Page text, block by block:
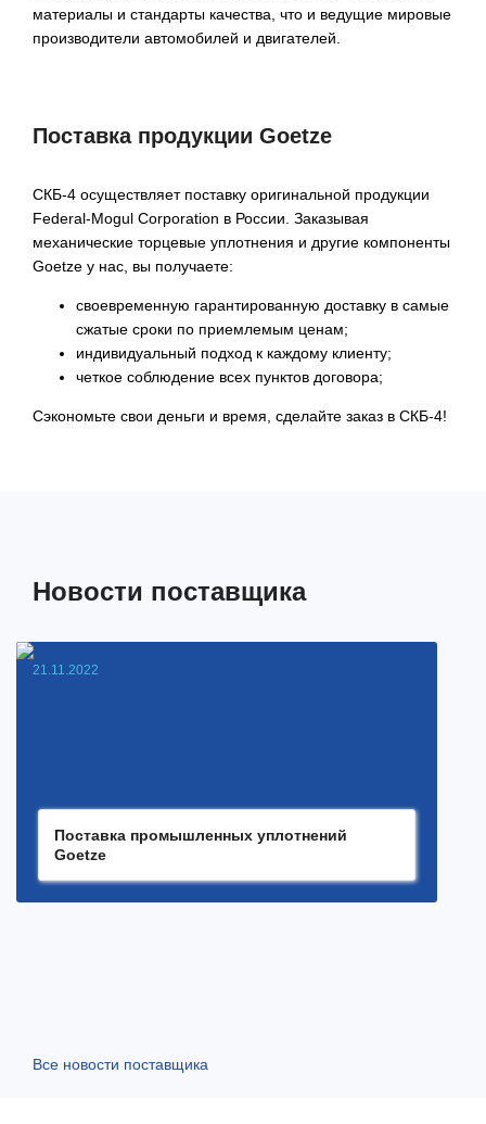
материалы и стандарты качества, что и ведущие мировые
производители автомобилей и двигателей.
Поставка продукции Goetze
СКБ-4 осуществляет поставку оригинальной продукции
Federal-Mogul Corporation в России. Заказывая
механические торцевые уплотнения и другие компоненты
Goetze у нас, вы получаете:
своевременную гарантированную доставку в самые
сжатые сроки по приемлемым ценам;
индивидуальный подход к каждому клиенту;
четкое соблюдение всех пунктов договора;
Сэкономьте свои деньги и время, сделайте заказ в СКБ-4!
Новости поставщика
21.11.2022
Поставка промышленных уплотнений
Goetze
Все новости поставщика